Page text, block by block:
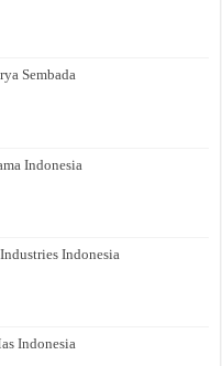
Sembada
Indonesia
Indonesia
Indonesia